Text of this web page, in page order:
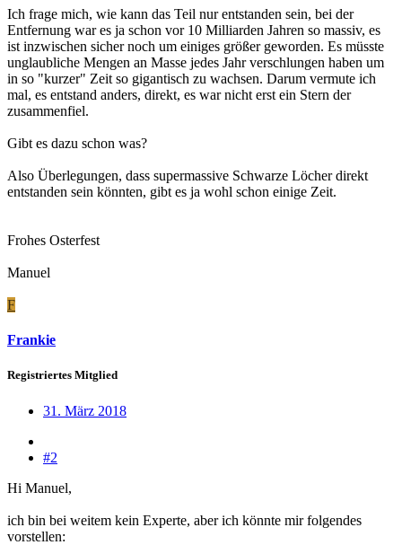
Ich frage mich, wie kann das Teil nur entstanden sein, bei der
Entfernung war es ja schon vor 10 Milliarden Jahren so massiv, es
ist inzwischen sicher noch um einiges größer geworden. Es müsste
unglaubliche Mengen an Masse jedes Jahr verschlungen haben um
in so "kurzer" Zeit so gigantisch zu wachsen. Darum vermute ich
mal, es entstand anders, direkt, es war nicht erst ein Stern der
zusammenfiel.
Gibt es dazu schon was?
Also Überlegungen, dass supermassive Schwarze Löcher direkt
entstanden sein könnten, gibt es ja wohl schon einige Zeit.
Frohes Osterfest
Manuel
F
Frankie
Registriertes Mitglied
31. März 2018
#2
Hi Manuel,
ich bin bei weitem kein Experte, aber ich könnte mir folgendes
vorstellen: